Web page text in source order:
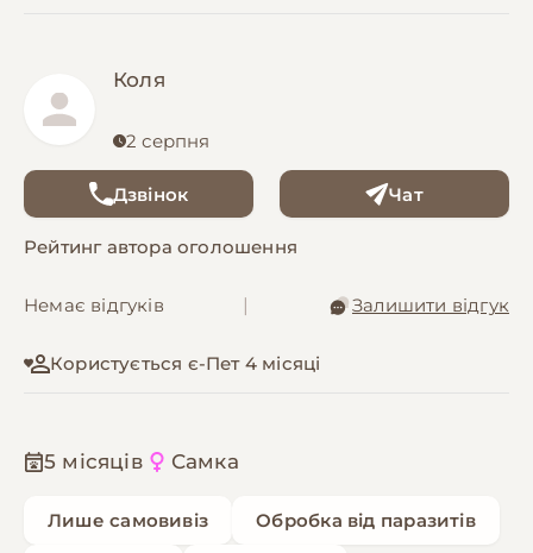
Коля
2 серпня
Дзвінок Чат
Рейтинг автора оголошення
Немає відгуків Залишити відгук
Користується є-Пет 4 місяці
5 місяців Самка
Лише самовивіз Обробка від паразитів